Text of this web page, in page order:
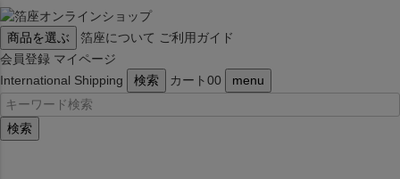
商品を選ぶ 箔座について ご利用ガイド
会員登録 マイページ
International Shipping
検索 カート00 menu
検索